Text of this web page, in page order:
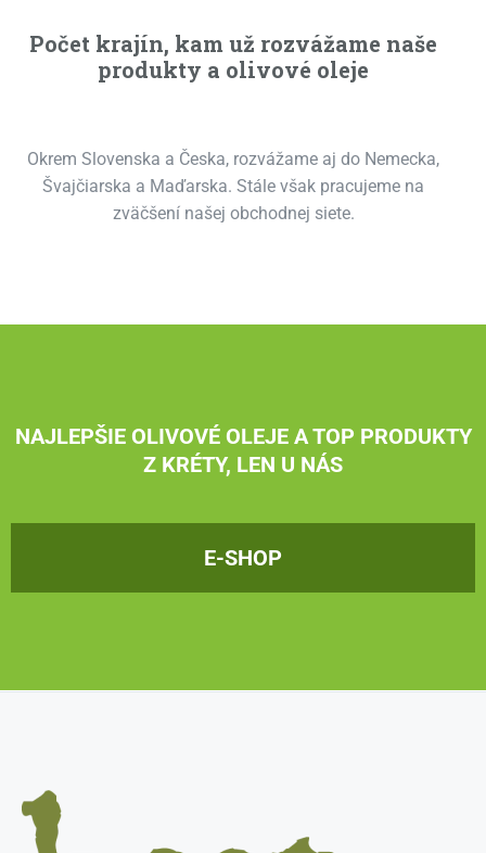
Počet krajín, kam už rozvážame naše
produkty a olivové oleje
Okrem Slovenska a Česka, rozvážame aj do Nemecka,
Švajčiarska a Maďarska. Stále však pracujeme na
zväčšení našej obchodnej siete.
NAJLEPŠIE OLIVOVÉ OLEJE A TOP PRODUKTY
Z KRÉTY, LEN U NÁS
E-SHOP